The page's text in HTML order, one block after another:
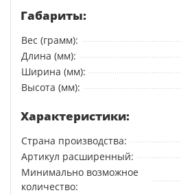
Габариты:
Вес (грамм):
Длина (мм):
Ширина (мм):
Высота (мм):
Характеристики:
Страна производства:
Артикул расширенный:
Минимально возможное
количество: